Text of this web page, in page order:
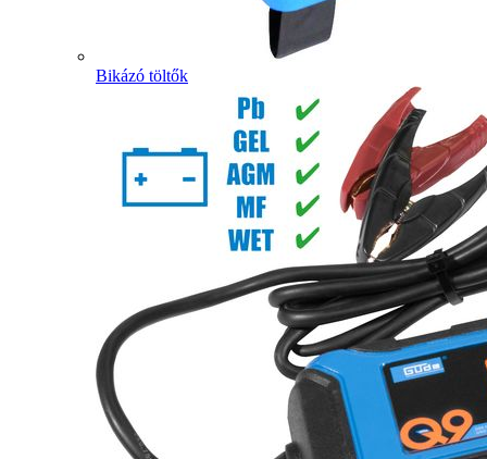
Bikázó töltők